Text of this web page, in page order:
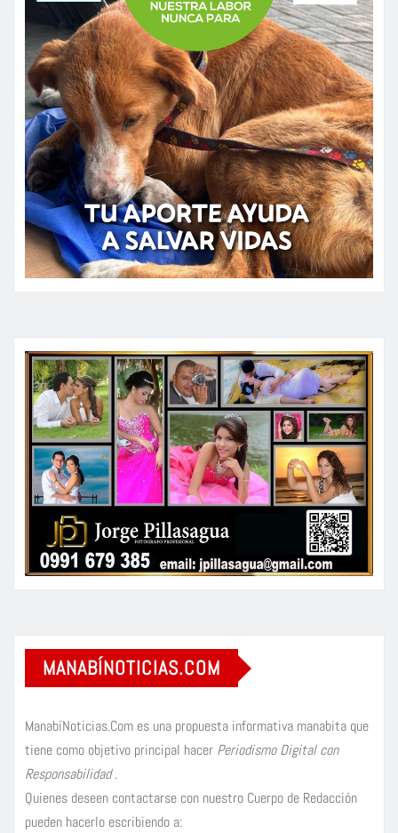
MANABÍNOTICIAS.COM
ManabíNoticias.Com es una propuesta informativa manabita que
tiene como objetivo principal hacer Periodismo Digital con
Responsabilidad.
Quienes deseen contactarse con nuestro Cuerpo de Redacción
pueden hacerlo escribiendo a: